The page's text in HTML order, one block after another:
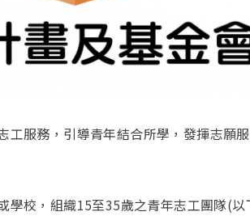
工服務，引導青年結合所學，發揮志願
學校，組織15至35歲之青年志工團隊(